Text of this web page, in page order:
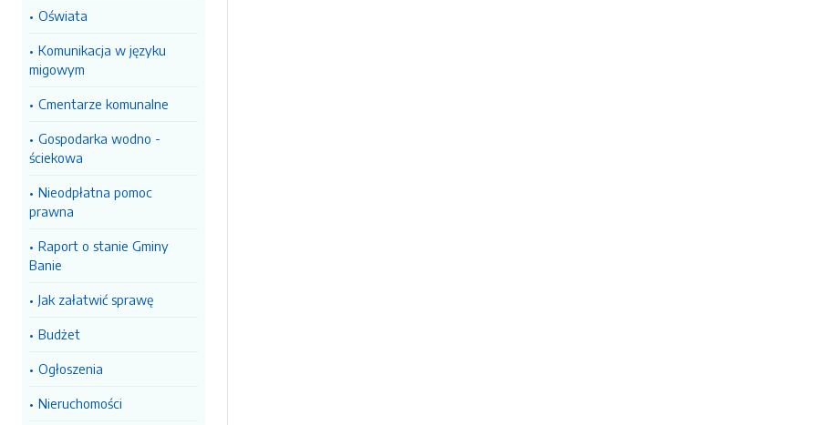
Oświata
Komunikacja w języku
migowym
Cmentarze komunalne
Gospodarka wodno -
ściekowa
Nieodpłatna pomoc
prawna
Raport o stanie Gminy
Banie
Jak załatwić sprawę
Budżet
Ogłoszenia
Nieruchomości